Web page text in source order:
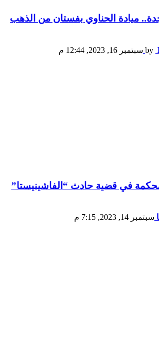
ميادة الحناوي بفستان من الذهب
by سبتمبر 16, 2023, 12:44 م
في قضية حادث “الفاشينيستا”
سبتمبر 14, 2023, 7:15 م